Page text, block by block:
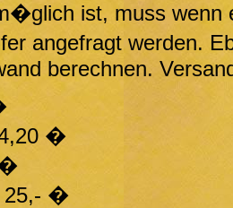
ist, muss wenn
angefragt werden.
berechnen.
�
�
25,- �